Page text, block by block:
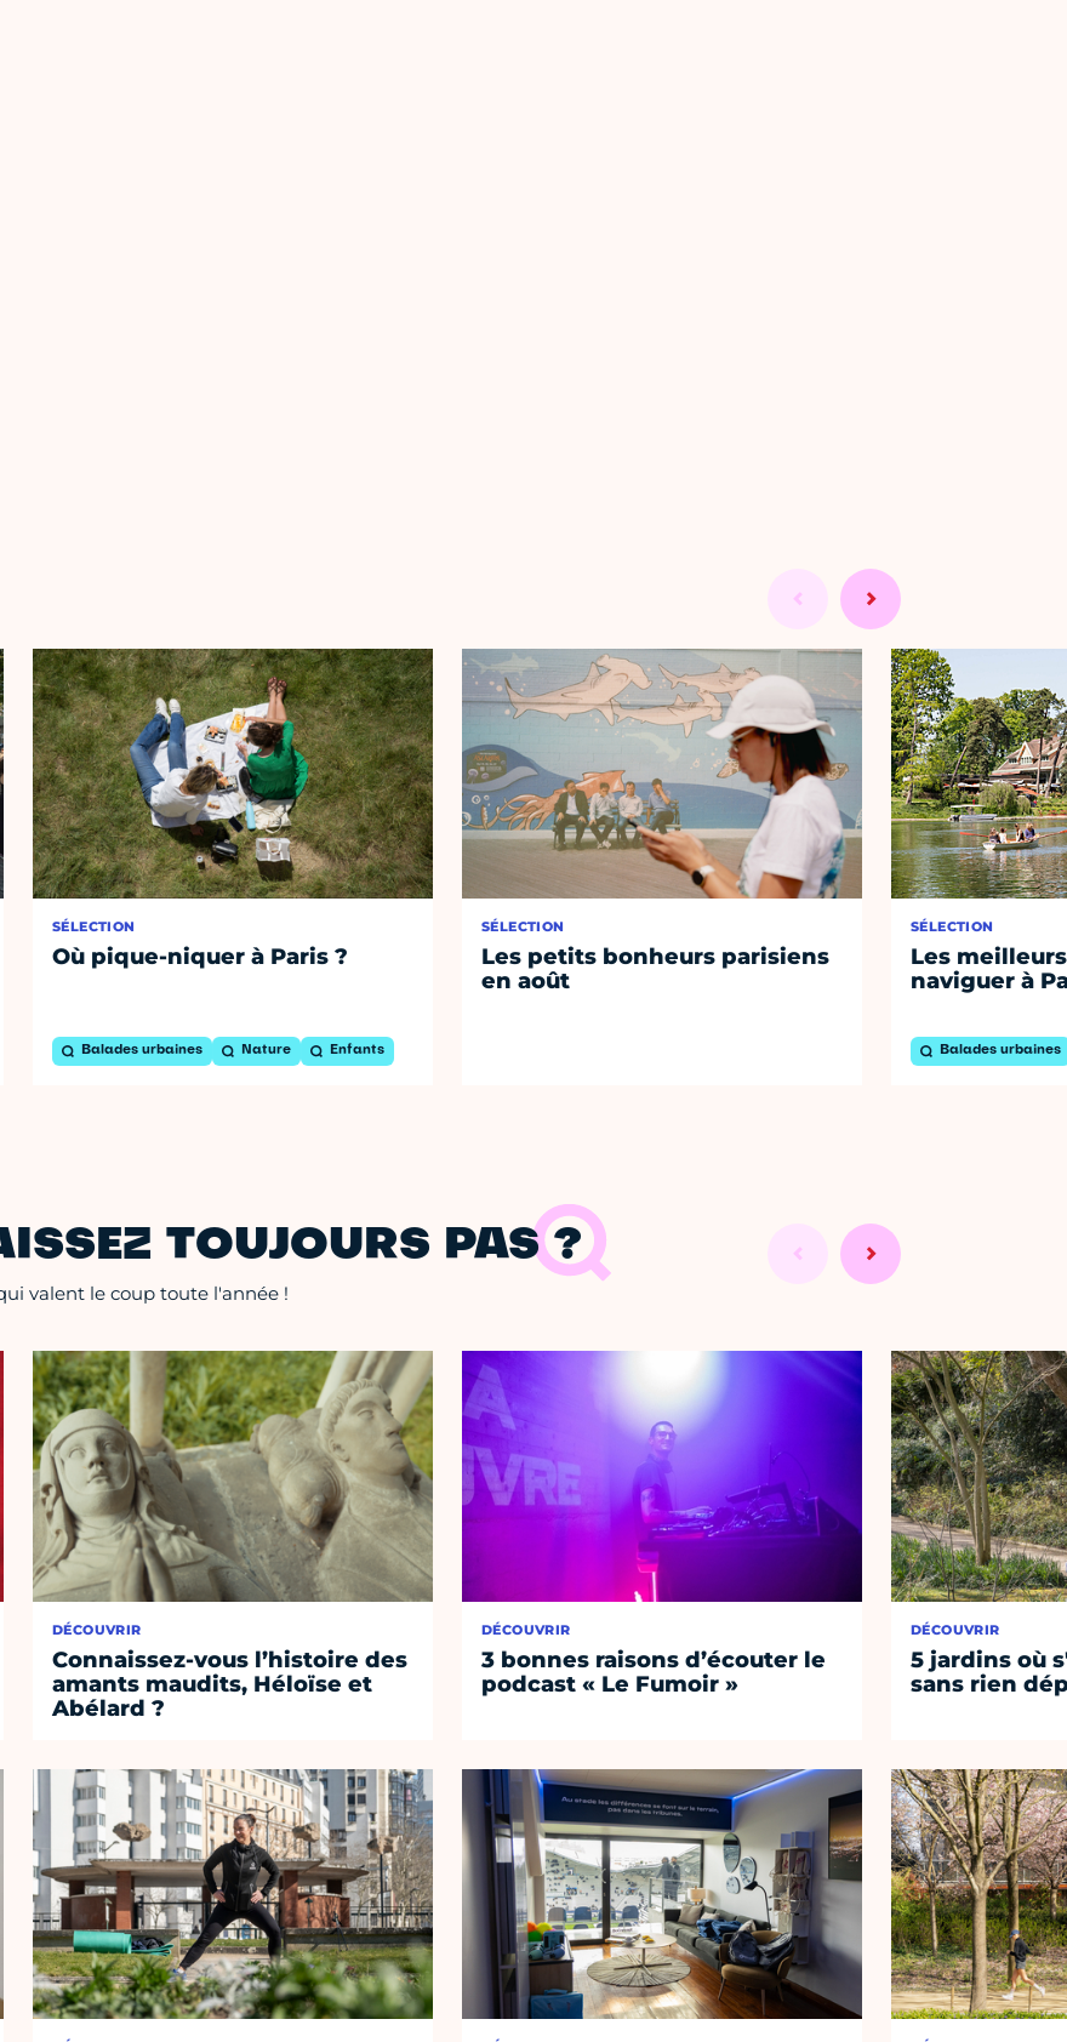
SÉLECTION
Où pique-niquer à Paris ?
Balades urbaines Nature Enfants
SÉLECTION
Les petits bonheurs parisiens
en août
SÉLECTION
Les
naviguer à
Balades urbaines
TOUJOURS PAS ?
valent le coup toute l'année !
DÉCOUVRIR
Connaissez-vous l’histoire des
amants maudits, Héloïse et
Abélard ?
DÉCOUVRIR
3 bonnes raisons d’écouter le
podcast « Le Fumoir »
DÉCOUVRIR
5 jardins où
sans rien